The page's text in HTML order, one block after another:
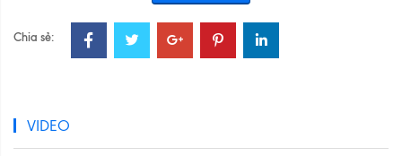
Chia sẻ:
VIDEO